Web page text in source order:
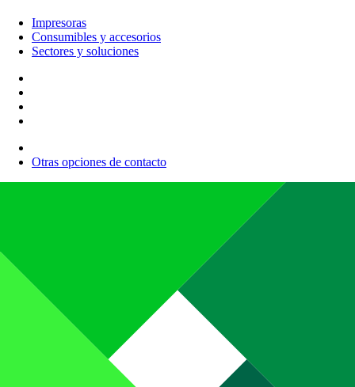
Impresoras
Consumibles y accesorios
Sectores y soluciones
Otras opciones de contacto